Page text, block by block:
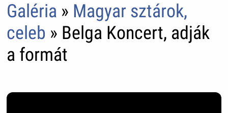
Galéria » Magyar sztárok,
celeb » Belga Koncert, adják
a formát